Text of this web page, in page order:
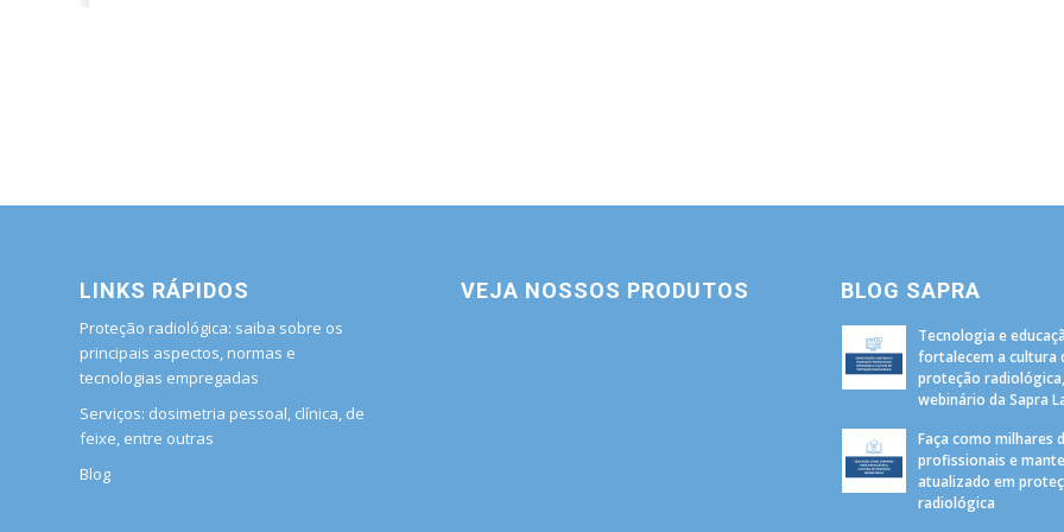
LINKS RÁPIDOS
Proteção radiológica: saiba sobre os
principais aspectos, normas e
tecnologias empregadas
Serviços: dosimetria pessoal, clínica, de
feixe, entre outras
Blog
VEJA NOSSOS PRODUTOS BLOG SAPRA
Tecnologia e
fortalecem a cultura
proteção
webinário da Sapra
Faça como milhares
profissionais e
atualizado em
radiológica